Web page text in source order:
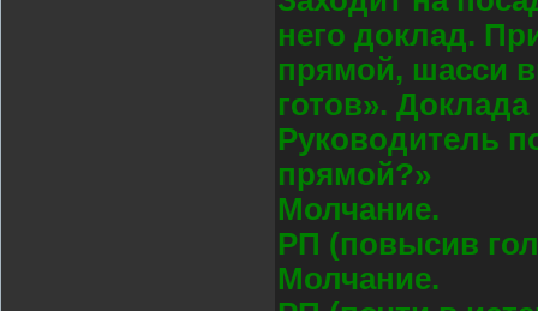
него доклад.
прямой, шасси
готов». Доклада
Руководитель
прямой?»
Молчание.
РП (повысив
Молчание.